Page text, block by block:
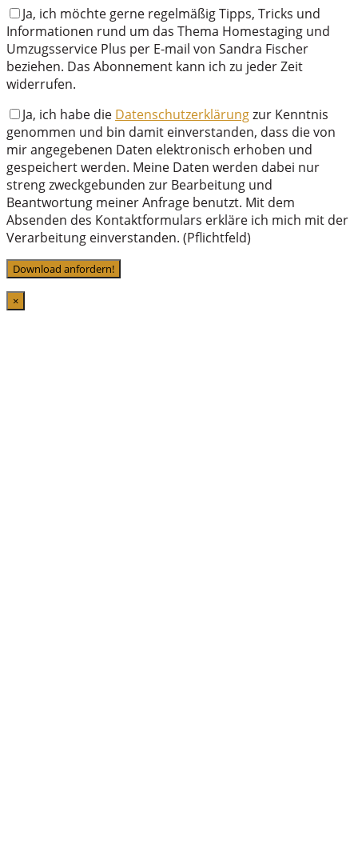
Ja, ich möchte gerne regelmäßig Tipps, Tricks und
Informationen rund um das Thema Homestaging und
Umzugsservice Plus per E-mail von Sandra Fischer
beziehen. Das Abonnement kann ich zu jeder Zeit
widerrufen.
Ja, ich habe die Datenschutzerklärungzur Kenntnis
genommen und bin damit einverstanden, dass die von
mir angegebenen Daten elektronisch erhoben und
gespeichert werden. Meine Daten werden dabei nur
streng zweckgebunden zur Bearbeitung und
Beantwortung meiner Anfrage benutzt. Mit dem
Absenden des Kontaktformulars erkläre ich mich mit der
Verarbeitung einverstanden. (Pflichtfeld)
×